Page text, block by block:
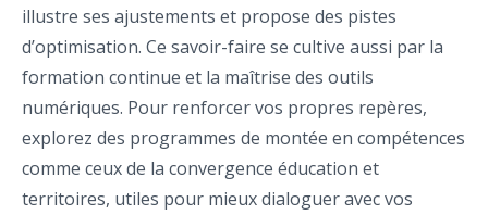
illustre ses ajustements et propose des pistes
d’optimisation. Ce savoir-faire se cultive aussi par la
formation continue et la maîtrise des outils
numériques. Pour renforcer vos propres repères,
explorez des programmes de montée en compétences
comme ceux de la convergence éducation et
territoires, utiles pour mieux dialoguer avec vos